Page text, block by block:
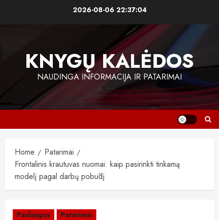
2026-08-06 22:37:04
KNYGŲ KALĖDOS
NAUDINGA INFORMACIJA IR PATARIMAI
Home
Patarimai
Frontalinis krautuvas nuomai: kaip pasirinkti tinkamą
modelį pagal darbų pobūdį
Paslaugos Patarimai